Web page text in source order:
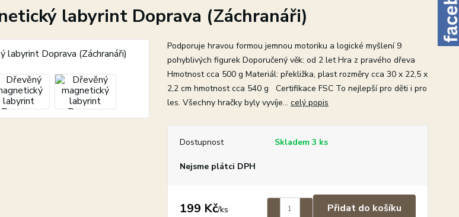
labyrint Doprava (Záchranáři)
Podporuje hravou formou jemnou motoriku a logické myšlení 9
pohyblivých figurek Doporučený věk: od 2 let Hra z pravého dřeva
Hmotnost cca 500 g Materiál: překližka, plast rozměry cca 30 x 22,5 x
2,2 cm hmotnost cca 540 g Certifikace FSC To nejlepší pro děti i pro
les. Všechny hračky byly vyvíje... celý popis
Dostupnost Skladem 3 ks
Nejsme plátci DPH
199 Kč/ks Přidat do košíku